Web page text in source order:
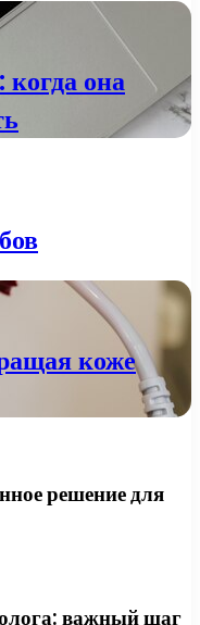
она
коже
решение для
важный шаг